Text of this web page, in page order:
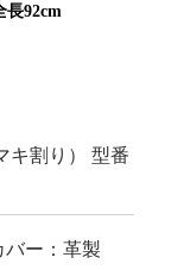
92cm
キ割り） 型番
ー：革製